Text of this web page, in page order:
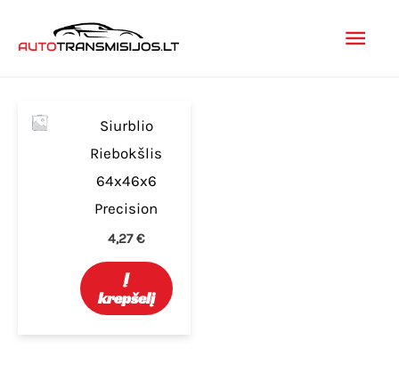
prie
Siurblio
Riebokšlis
64x46x6
Precision
4,27€
Į
krepšelį